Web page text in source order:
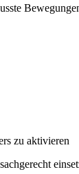
zu aktivieren